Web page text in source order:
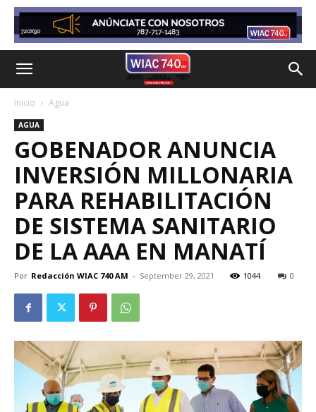
Inicio Agua
AGUA
GOBENADOR ANUNCIA
INVERSIÓN MILLONARIA
PARA REHABILITACIÓN
DE SISTEMA SANITARIO
DE LA AAA EN MANATÍ
Por Redacción WIAC 740 AM - September 29, 2021 1044 0